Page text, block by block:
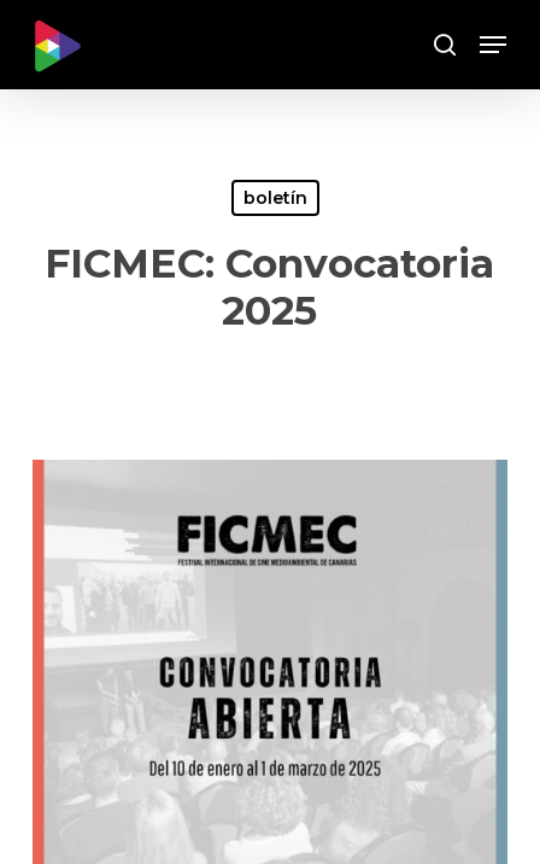
main
Buscar
Menu
boletín
FICMEC: Convocatoria
2025